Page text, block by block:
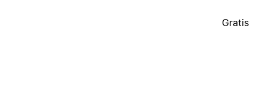
Gratis